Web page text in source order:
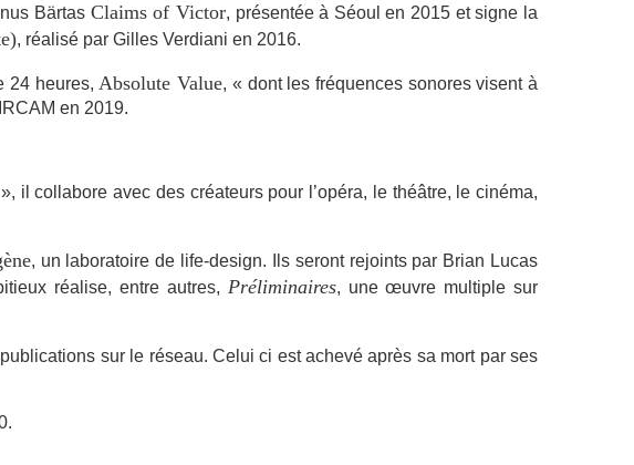
Bärtas Claims of Victor, présentée à Séoul en 2015 et signe la
, réalisé par Gilles Verdiani en 2016.
24 heures, Absolute Value, « dont les fréquences sonores visent à
en 2019.
il collabore avec des créateurs pour l’opéra, le théâtre, le cinéma,
, un laboratoire de life-design. Ils seront rejoints par Brian Lucas
réalise, entre autres, Préliminaires, une œuvre multiple sur
sur le réseau. Celui ci est achevé après sa mort par ses